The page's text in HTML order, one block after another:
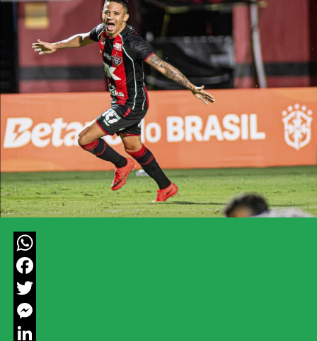
WhatsApp
Facebook
Twitter
Messenger